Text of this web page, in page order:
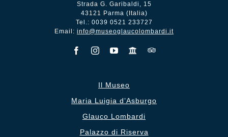
Strada G. Garibaldi, 15
43121 Parma (Italia)
Tel.: 0039 0521 233727
Email: info@museoglaucolombardi.it
Il Museo
Maria Luigia d’Asburgo
Glauco Lombardi
Palazzo di Riserva